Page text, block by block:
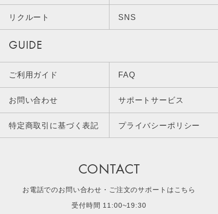
リクルート SNS
GUIDE
ご利用ガイド FAQ
お問い合わせ サポートサービス
特定商取引に基づく表記 プライバシーポリシー
CONTACT
お電話でのお問い合わせ・ご注文のサポートはこちら
受付時間 11:00~19:30